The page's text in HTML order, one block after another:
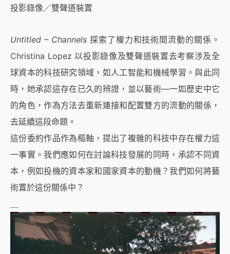
投影錄像／雙聲道裝置
Untitled – Channels探索了權力和技術間流動的關係。
Christina Lopez 以投影錄像及雙聲道裝置去考察涉及全
球資本的科技研究領域，如人工智能和機械學習。與此同
時，她承認這存在已久的辨證，並以藝術—一如歷史中它
的角色，作為方法去重新連接和配置雙方的流動的關係，
去延續這段命題。
這份委約作品作為樞軸，提出了複雜的科技中存在權力這
一事實。我們應如何在討論科技發展的同時，承認不同資
本，例如投機的資本家和國家資本的動機？我們如何將藝
術置於這份關係中？